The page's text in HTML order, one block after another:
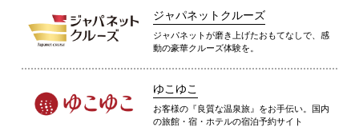
ジャパネットクルーズ
ジャパネットが磨き上げたおもてなしで、感
動の豪華クルーズ体験を。
ゆこゆこ
お客様の『良質な温泉旅』をお手伝い。国内
の旅館・宿・ホテルの宿泊予約サイト